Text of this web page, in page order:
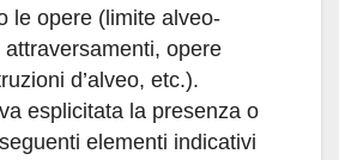
le opere (limite alveo-
opere
d’alveo, etc.).
esplicitata la presenza o
seguenti elementi indicativi